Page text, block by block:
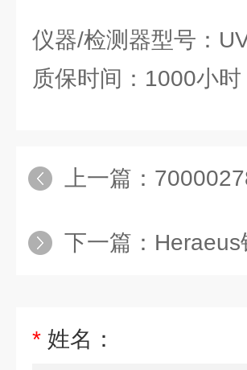
仪器/检测器型号：
质保时间：1000小时
上一篇：
下一篇：
* 姓名：